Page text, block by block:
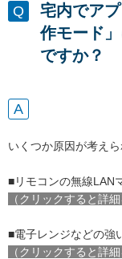
宅内でア
作モード
ですか？
いくつか原因が考え
■リモコンの無線LAN
（クリックすると詳
■電子レンジなどの強
（クリックすると詳